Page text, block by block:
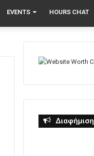
EVENTS HOURS CHAT
Διαφήμιση